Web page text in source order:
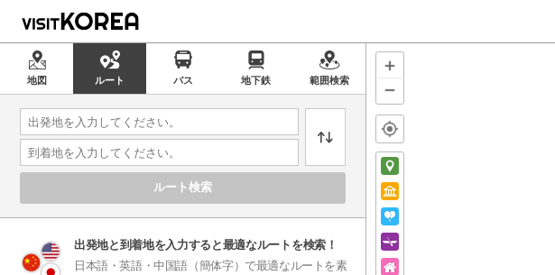
地図 ルート バス 地下鉄 範囲検索
ルート検索
出発地と到着地を入力すると最適なルートを検索！
日本語・英語・中国語（簡体字）で最適なルートを素